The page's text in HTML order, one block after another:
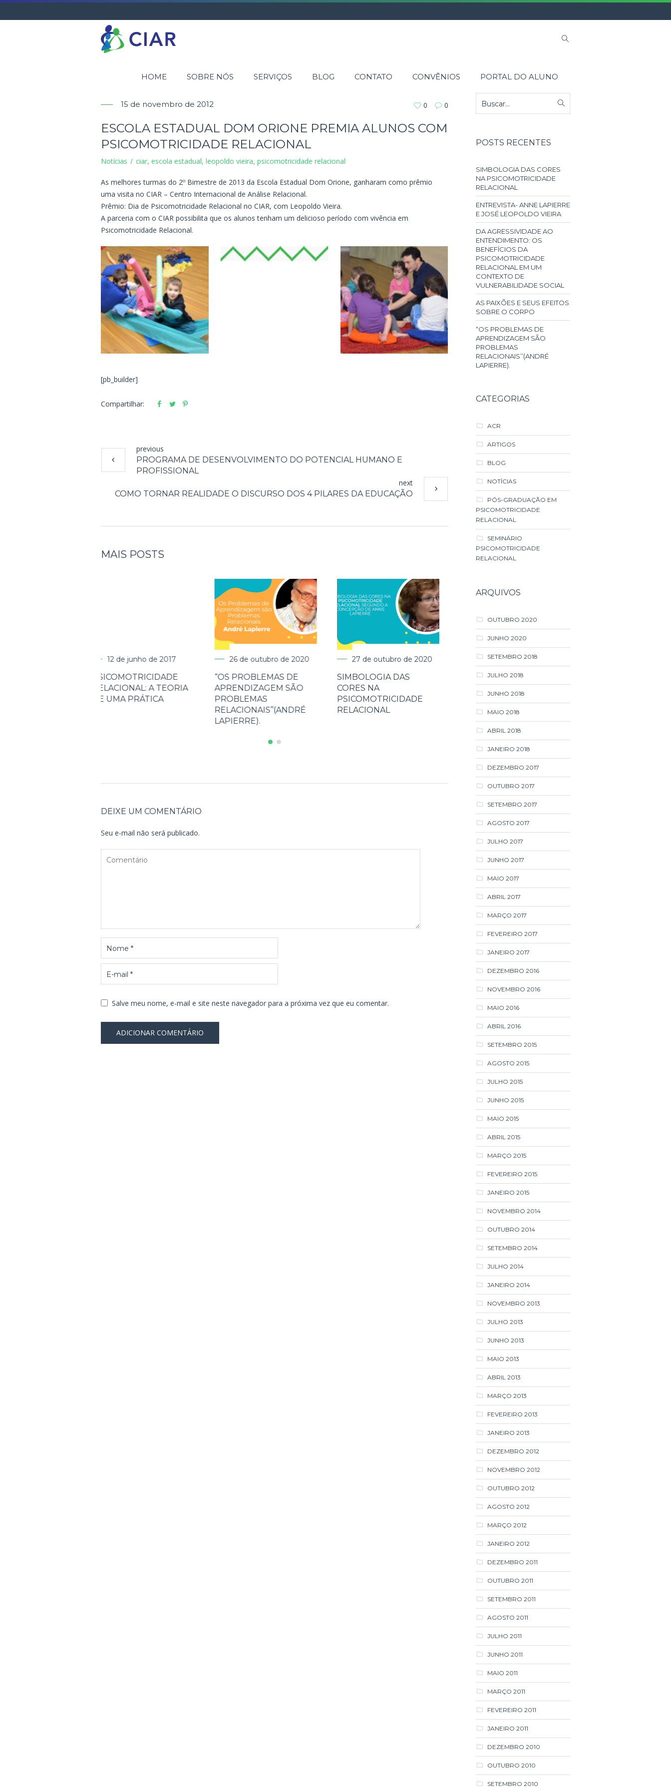
HOME SOBRE NÓS SERVIÇOS BLOG CONTATO CONVÊNIOS PORTAL DO ALUNO
15 de novembro de 2012 0 0
ESCOLA ESTADUAL DOM ORIONE PREMIA ALUNOS COM
PSICOMOTRICIDADE RELACIONAL
Notícias ciar, escola estadual, leopoldo vieira, psicomotricidade relacional
As melhores turmas do 2º Bimestre de 2013 da Escola Estadual Dom Orione, ganharam como prêmio
uma visita no CIAR – Centro Internacional de Análise Relacional.
Prêmio: Dia de Psicomotricidade Relacional no CIAR, com Leopoldo Vieira.
A parceria com o CIAR possibilita que os alunos tenham um delicioso período com vivência em
Psicomotricidade Relacional.
[pb_builder]
Compartilhar:
PROGRAMA DE DESENVOLVIMENTO DO POTENCIAL HUMANO E
PROFISSIONAL
previous
COMO TORNAR REALIDADE O DISCURSO DOS 4 PILARES DA EDUCAÇÃO
next
MAIS POSTS
26 de outubro de 2020
“OS PROBLEMAS DE
APRENDIZAGEM SÃO
PROBLEMAS
27 de outubro de 2020
SIMBOLOGIA DAS
CORES NA
PSICOMOTRICIDADE
RELACIONAL
19 de dezembro de 2011
A PSICOMOTRICIDADE
RELACIONAL NA
ESCOLA, GARANTINDO
ESPAÇO E MATERIAIS
DEIXE UM COMENTÁRIO
Salve meu nome, e-mail e site neste navegador para a próxima vez que eu comentar.
POSTS RECENTES
SIMBOLOGIA DAS CORES
NA PSICOMOTRICIDADE
RELACIONAL
ENTREVISTA- ANNE LAPIERRE
E JOSÉ LEOPOLDO VIEIRA
DA AGRESSIVIDADE AO
ENTENDIMENTO: OS
BENEFÍCIOS DA
PSICOMOTRICIDADE
RELACIONAL EM UM
CONTEXTO DE
VULNERABILIDADE SOCIAL
AS PAIXÕES E SEUS EFEITOS
SOBRE O CORPO
“OS PROBLEMAS DE
APRENDIZAGEM SÃO
PROBLEMAS
RELACIONAIS’’(ANDRÉ
LAPIERRE).
CATEGORIAS
ACR
ARTIGOS
BLOG
NOTÍCIAS
PÓS-GRADUAÇÃO EM
PSICOMOTRICIDADE
RELACIONAL
SEMINÁRIO
PSICOMOTRICIDADE
RELACIONAL
ARQUIVOS
OUTUBRO 2020
JUNHO 2020
SETEMBRO 2018
JULHO 2018
JUNHO 2018
MAIO 2018
ABRIL 2018
JANEIRO 2018
DEZEMBRO 2017
OUTUBRO 2017
SETEMBRO 2017
AGOSTO 2017
JULHO 2017
JUNHO 2017
MAIO 2017
ABRIL 2017
MARÇO 2017
FEVEREIRO 2017
JANEIRO 2017
DEZEMBRO 2016
NOVEMBRO 2016
MAIO 2016
ABRIL 2016
SETEMBRO 2015
AGOSTO 2015
JULHO 2015
JUNHO 2015
MAIO 2015
ABRIL 2015
MARÇO 2015
FEVEREIRO 2015
JANEIRO 2015
NOVEMBRO 2014
OUTUBRO 2014
SETEMBRO 2014
JULHO 2014
JANEIRO 2014
NOVEMBRO 2013
JULHO 2013
JUNHO 2013
MAIO 2013
ABRIL 2013
MARÇO 2013
FEVEREIRO 2013
JANEIRO 2013
DEZEMBRO 2012
NOVEMBRO 2012
OUTUBRO 2012
AGOSTO 2012
MARÇO 2012
JANEIRO 2012
DEZEMBRO 2011
OUTUBRO 2011
SETEMBRO 2011
AGOSTO 2011
JULHO 2011
JUNHO 2011
MAIO 2011
MARÇO 2011
FEVEREIRO 2011
JANEIRO 2011
DEZEMBRO 2010
OUTUBRO 2010
SETEMBRO 2010